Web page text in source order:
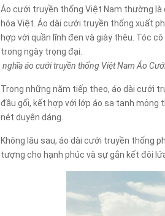
Áo cưới truyền thống Việt Nam thường là
hóa Việt. Áo dài cưới truyền thống xuất
hợp với quần lĩnh đen và giày thêu. Tóc
trong ngày trọng đại.
nghĩa áo cưới truyền thống Việt Nam Áo
Trong những năm tiếp theo, áo dài cưới
đầu gối, kết hợp với lớp áo sa tanh mỏng
nét duyên dáng.
Không lâu sau, áo dài cưới truyền thống
tượng cho hạnh phúc và sự gắn kết đôi